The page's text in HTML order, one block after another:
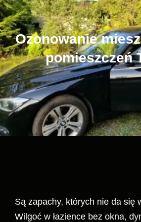
Ozonowanie
pomieszczeń
Są zapachy, których nie da się
Wilgoć w łazience bez okna,